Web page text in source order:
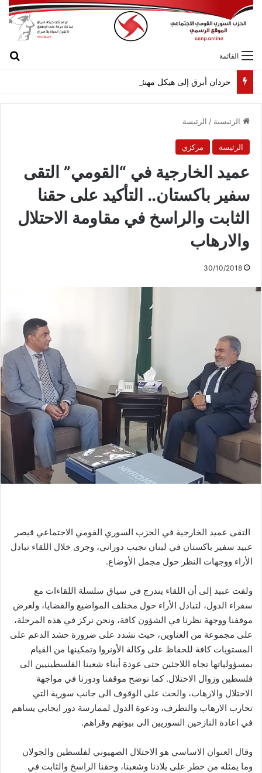
القائمة
حردان أبرق إلى هيكل مهنئاً بمناسبة عيد الجيش
الرئيسية / الرئيسة
الرئيسة مركزي
عميد الخارجية في “القومي” التقى
سفير باكستان.. التأكيد على حقنا
الثابت والراسخ في مقاومة الاحتلال
والارهاب
30/10/2018
التقى عميد الخارجية في الحزب السوري القومي الاجتماعي قيصر
عبيد سفير باكستان في لبنان نجيب دوراني، وجرى خلال اللقاء تبادل
الأراء ووجهات النظر حول مجمل الأوضاع.
ولفت عبيد إلى أن اللقاء يندرج في سياق سلسلة اللقاءات مع
سفراء الدول، لتبادل الأراء حول مختلف المواضيع والقضايا، ولعرض
موقفنا ووجهة نظرنا في الشؤون كافة، ونحن نركز في هذه المرحلة،
على مجموعة من العناوين، حيث نشدد على ضرورة حشد الدعم على
المستويات كافة للحفاظ على وكالة الأونروا وتمكينها من القيام
بمسؤولياتها تجاه اللاجئين حتى عودة أبناء شعبنا الفلسطينيين الى
فلسطين وزوال الاحتلال. كما نوضح موقفنا ودورنا في مواجهة
الاحتلال والارهاب، والحث على الوقوف الى جانب سورية التي
تحارب الارهاب والتطرف، ودعوة الدول لممارسة دور ايجابي يساهم
في اعادة النازحين السوريين الى بيوتهم وقراهم.
وقال العنوان الاساسي هو الاحتلال الصهيوني لفلسطين والجولان
وما يمثله من خطر على بلادنا وشعبنا، وحقنا الراسخ والثابت في